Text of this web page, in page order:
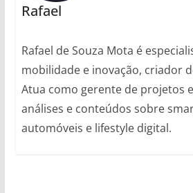
Rafael
Rafael de Souza Mota é
mobilidade e inovação, criador
Atua como gerente de projetos
análises e conteúdos sobre
automóveis e lifestyle digital.